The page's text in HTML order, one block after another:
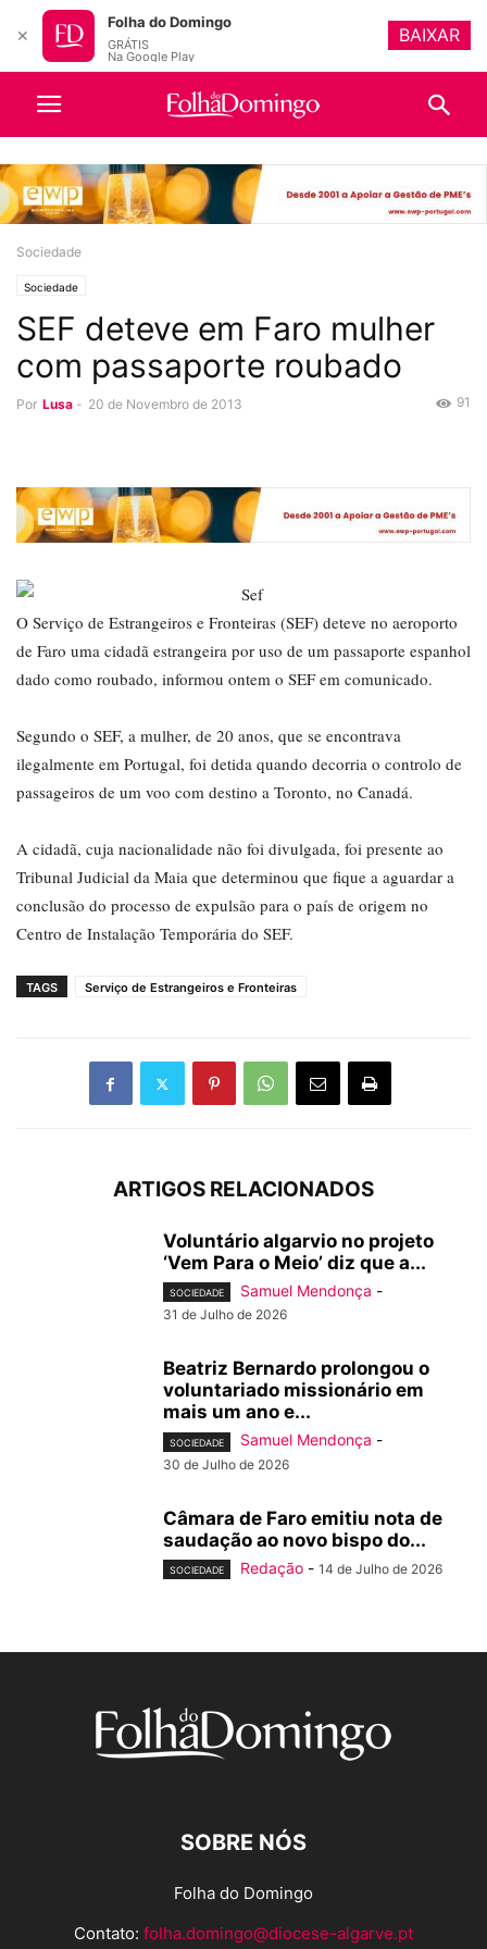
Sociedade
Sociedade
SEF deteve em Faro mulher
com passaporte roubado
Por Lusa - 20 de Novembro de 2013 91
O Serviço de Estrangeiros e Fronteiras (SEF) deteve no aeroporto
de Faro uma cidadã estrangeira por uso de um passaporte espanhol
dado como roubado, informou ontem o SEF em comunicado.
Segundo o SEF, a mulher, de 20 anos, que se encontrava
ilegalmente em Portugal, foi detida quando decorria o controlo de
passageiros de um voo com destino a Toronto, no Canadá.
A cidadã, cuja nacionalidade não foi divulgada, foi presente ao
Tribunal Judicial da Maia que determinou que fique a aguardar a
conclusão do processo de expulsão para o país de origem no
Centro de Instalação Temporária do SEF.
TAGS Serviço de Estrangeiros e Fronteiras
ARTIGOS RELACIONADOS
Voluntário algarvio no projeto
‘Vem Para o Meio’ diz que a...
SOCIEDADE Samuel Mendonça -
31 de Julho de 2026
Beatriz Bernardo prolongou o
voluntariado missionário em
mais um ano e...
SOCIEDADE Samuel Mendonça -
30 de Julho de 2026
Câmara de Faro emitiu nota de
saudação ao novo bispo do...
SOCIEDADE Redação - 14 de Julho de 2026
SOBRE NÓS
Folha do Domingo
Contato: folha.domingo@diocese-algarve.pt
✕
Folha do Domingo
GRÁTIS
Na Google Play
BAIXAR